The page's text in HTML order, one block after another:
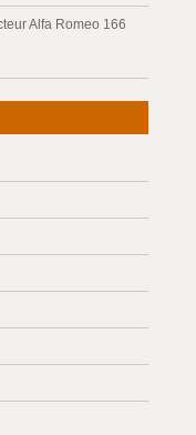
Alfa Romeo 166